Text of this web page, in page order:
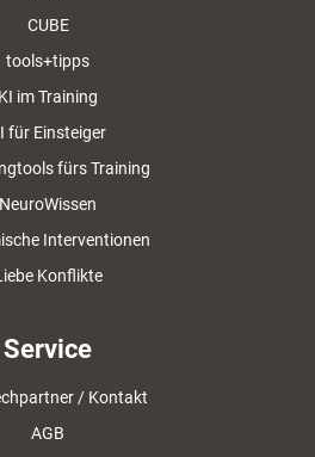
CUBE
tools+tipps
KI im Training
für Einsteiger
fürs Training
NeuroWissen
Interventionen
Konflikte
Service
/ Kontakt
AGB